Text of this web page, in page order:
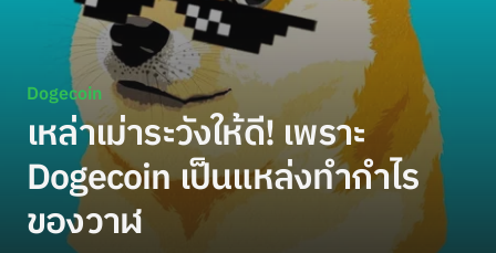
Dogecoin
เหล่าเม่าระวังให้ดี! เพราะ
Dogecoin เป็นแหล่งทำกำไร
ของวาฬ